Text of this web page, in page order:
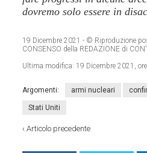
dovremo solo essere in
19 Dicembre 2021 - © Riproduzione
CONSENSO della REDAZIONE di
Ultima modifica: 19 Dicembre 2021,
Argomenti: armi nucleari
Stati Uniti
‹Articolo precedente